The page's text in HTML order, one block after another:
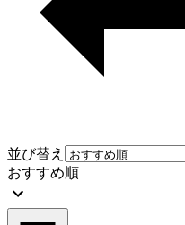
並び替え
おすすめ順